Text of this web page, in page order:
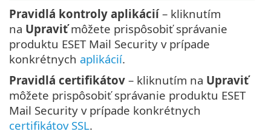
Pravidlá kontroly aplikácií– kliknutím
na Upraviťmôžete prispôsobiť správanie
produktu ESET Mail Security v prípade
konkrétnych aplikácií.
Pravidlá certifikátov – kliknutím na Upraviť
môžete prispôsobiť správanie produktu ESET
Mail Security v prípade konkrétnych
certifikátov SSL.